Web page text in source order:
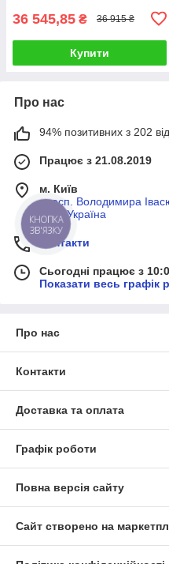
36 545,85 ₴ 36 915 ₴
Купити
Про нас
94% позитивних з 202
Працює з 21.08.2019
м. Київ
просп. Володимира
Київ, Україна
Контакти
Сьогодні працює з
Показати весь графік
Про нас
Контакти
Доставка та оплата
Графік роботи
Повна версія сайту
Сайт створено на